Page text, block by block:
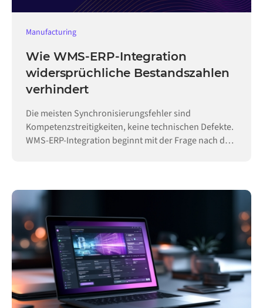
Manufacturing
Wie WMS-ERP-Integration
widersprüchliche Bestandszahlen
verhindert
Die meisten Synchronisierungsfehler sind
Kompetenzstreitigkeiten, keine technischen Defekte.
WMS-ERP-Integration beginnt mit der Frage nach der